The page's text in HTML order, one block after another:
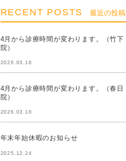
RECENT POSTS 最近の投稿
4月から診療時間が変わります。（竹下
院）
2026.03.16
4月から診療時間が変わります。（春日
院）
2026.03.16
年末年始休暇のお知らせ
2025.12.24